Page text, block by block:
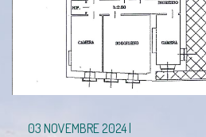
03 NOVEMBRE 2024 |